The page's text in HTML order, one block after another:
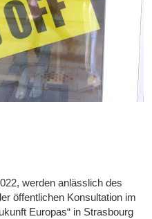
werden anlässlich des
öffentlichen Konsultation im
Europas“ in Strasbourg